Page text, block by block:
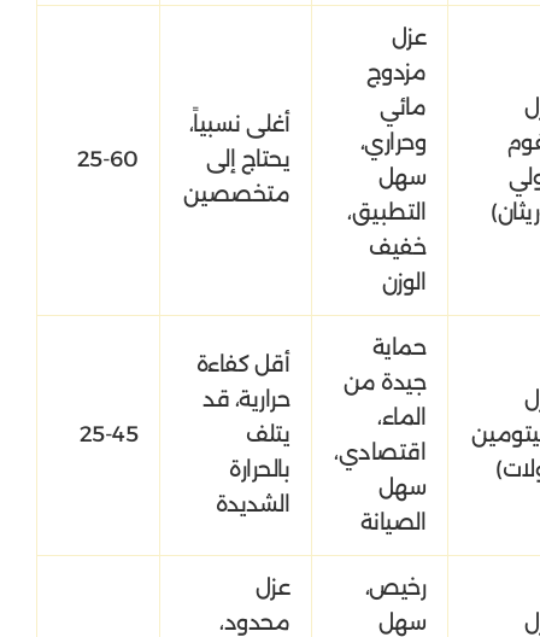
عزل
مزدوج
مائي
وحراري،
سهل
التطبيق،
خفيف
الوزن
أغلى نسبياً،
يحتاج إلى
متخصصين
25-60
حماية
جيدة من
الماء،
اقتصادي،
سهل
الصيانة
أقل كفاءة
حرارية، قد
يتلف
بالحرارة
الشديدة
25-45
رخيص،
سهل
عزل
محدود،